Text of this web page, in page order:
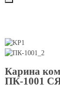
Карина
ПК-1001